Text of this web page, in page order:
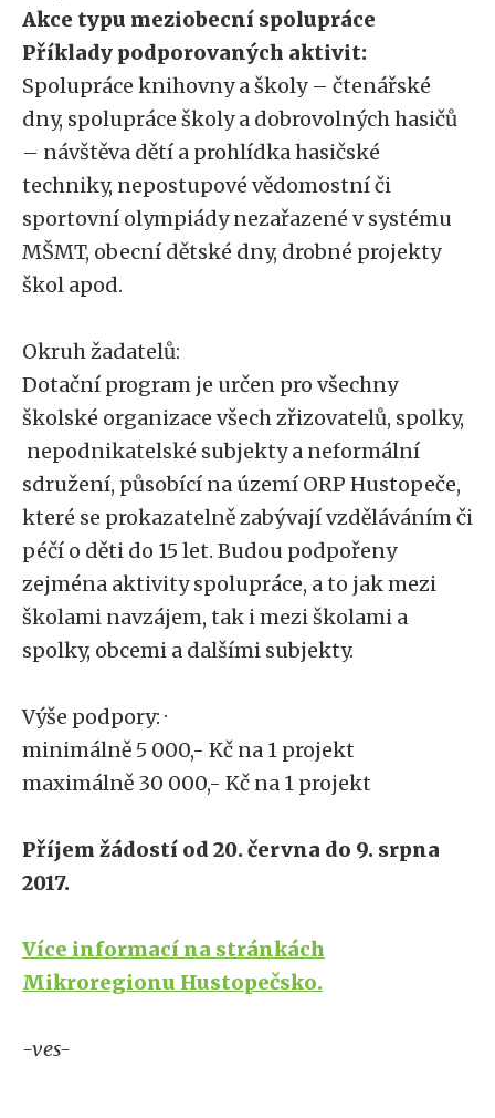
Akce typu meziobecní spolupráce
Příklady podporovaných aktivit:
Spolupráce knihovny a školy – čtenářské
dny, spolupráce školy a dobrovolných hasičů
– návštěva dětí a prohlídka hasičské
techniky, nepostupové vědomostní či
sportovní olympiády nezařazené v systému
MŠMT, obecní dětské dny, drobné projekty
škol apod.
Okruh žadatelů:
Dotační program je určen pro všechny
školské organizace všech zřizovatelů, spolky,
nepodnikatelské subjekty a neformální
sdružení, působící na území ORP Hustopeče,
které se prokazatelně zabývají vzděláváním či
péčí o děti do 15 let. Budou podpořeny
zejména aktivity spolupráce, a to jak mezi
školami navzájem, tak i mezi školami a
spolky, obcemi a dalšími subjekty.
Výše podpory: ·
minimálně 5 000,- Kč na 1 projekt
maximálně 30 000,- Kč na 1 projekt
Příjem žádostí od 20. června do 9. srpna
2017.
Více informací na stránkách
Mikroregionu Hustopečsko.
-ves-